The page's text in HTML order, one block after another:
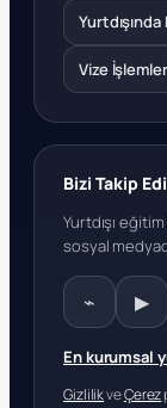
Yurtdışında
Vize
Bizi Takip
Yurtdışı
sosyal
⌁ ▶
En kurumsal
GizlilikveÇerez